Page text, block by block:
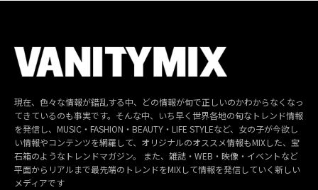
現在、色々な情報が錯乱する中、どの情報が旬で正しいのかわからなくなっ
てきているのも事実です。そんな中、いち早く世界各地の旬なトレンド情報
を発信し、MUSIC・FASHION・BEAUTY・LIFE STYLEなど、女の子が今欲し
い情報やコンテンツを網羅して、オリジナルのオススメ情報もMIXした、宝
石箱のようなトレンドマガジン。 また、雑誌・WEB・映像・イベントなど
平面からリアルまで最先端のトレンドをMIXして情報を発信していく新しい
メディアです